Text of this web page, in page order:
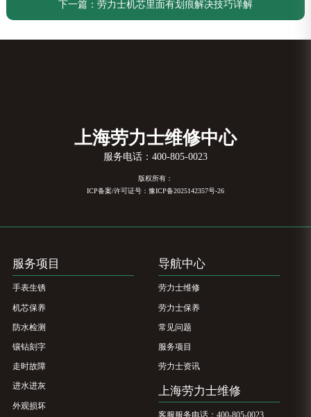
下一篇： 劳力士机芯里面有划痕解决技巧详解
上海劳力士维修中心
服务电话： 400-805-0023
版权所有：
ICP备案/许可证号：豫ICP备2025142357号-26
服务项目
手表生锈
机芯保养
防水检测
镶钻刻字
走时故障
进水进灰
外观损坏
导航中心
劳力士维修
劳力士保养
常见问题
服务项目
劳力士资讯
上海劳力士维修
客服服务电话：400-805-0023